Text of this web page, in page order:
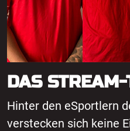
DAS
Hinter den eSportlern
verstecken sich keine